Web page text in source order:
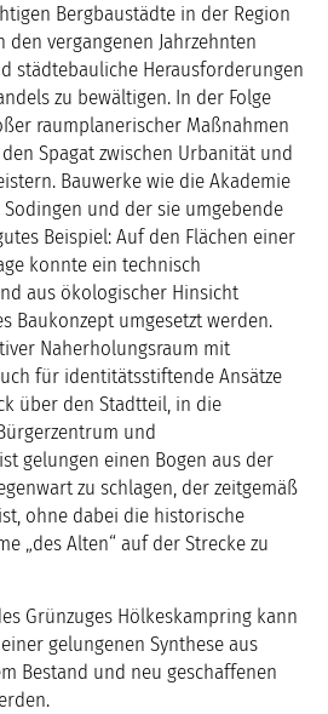
Bergbaustädte in der Region
vergangenen Jahrzehnten
städtebauliche Herausforderungen
zu bewältigen. In der Folge
raumplanerischer Maßnahmen
Spagat zwischen Urbanität und
Bauwerke wie die Akademie
und der sie umgebende
Beispiel: Auf den Flächen einer
konnte ein technisch
aus ökologischer Hinsicht
Baukonzept umgesetzt werden.
Naherholungsraum mit
für identitätsstiftende Ansätze
über den Stadtteil, in die
und
gelungen einen Bogen aus der
zu schlagen, der zeitgemäß
ohne dabei die historische
„des Alten“ auf der Strecke zu
Grünzuges Hölkeskampring kann
gelungenen Synthese aus
Bestand und neu geschaffenen